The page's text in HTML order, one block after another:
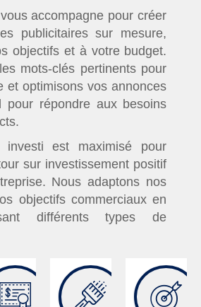
accompagne pour créer
publicitaires sur mesure,
objectifs et à votre budget.
mots-clés pertinents pour
et optimisons vos annonces
pour répondre aux besoins
investi est maximisé pour
sur investissement positif
Nous adaptons nos
objectifs commerciaux en
différents types de